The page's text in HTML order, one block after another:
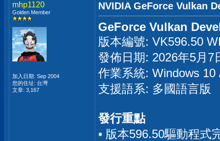
mhp1120
Golden Member
加入日期: Sep 2004
您的住址: 台灣
文章: 3,167
NVIDIA GeForce Vulkan
GeForce Vulkan
版本編號: VK596.50
發佈日期: 2026年5月7
作業系統: Windows
支援語系: 多國語言版
發行重點
• 版本596.50驅動程式